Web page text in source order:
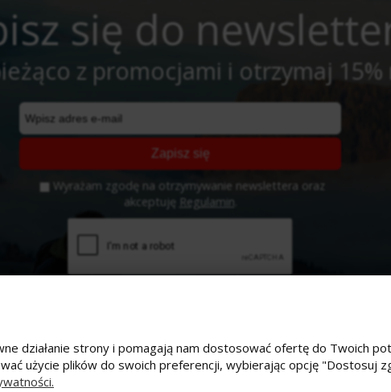
się do
z promocjami i otrzymaj 15%
Zapisz się
Wyrażam zgodę na otrzymywanie newslettera oraz
akceptuję Regulamin
konto
działanie strony i pomagają nam dostosować ofertę do Twoich
użycie plików do swoich preferencji, wybierając opcję "Dostosuj